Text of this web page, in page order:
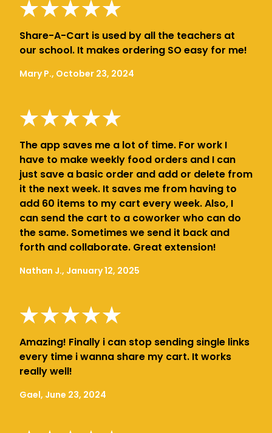
Share-A-Cart is used by all the teachers at
our school. It makes ordering SO easy for me!
Mary P., October 23, 2024
The app saves me a lot of time. For work I
have to make weekly food orders and I can
just save a basic order and add or delete from
it the next week. It saves me from having to
add 60 items to my cart every week. Also, I
can send the cart to a coworker who can do
the same. Sometimes we send it back and
forth and collaborate. Great extension!
Nathan J., January 12, 2025
Amazing! Finally i can stop sending single links
every time i wanna share my cart. It works
really well!
Gael, June 23, 2024